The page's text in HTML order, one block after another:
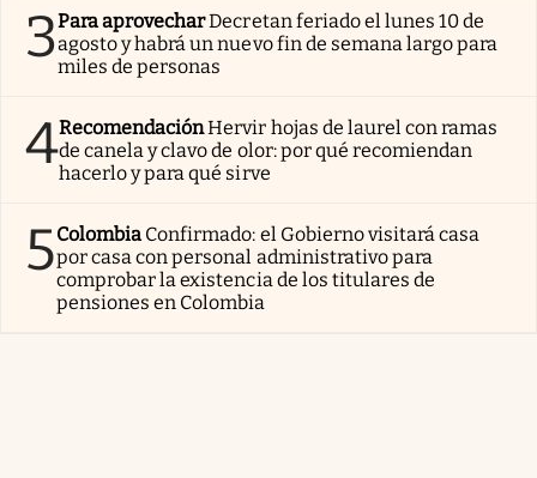
3Para aprovecharDecretan feriado el lunes 10 de
agosto y habrá un nuevo fin de semana largo para
miles de personas
4RecomendaciónHervir hojas de laurel con ramas
de canela y clavo de olor: por qué recomiendan
hacerlo y para qué sirve
5Colombia Confirmado: el Gobierno visitará casa
por casa con personal administrativo para
comprobar la existencia de los titulares de
pensiones en Colombia